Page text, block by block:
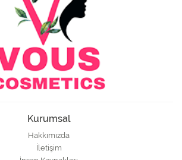
Kurumsal
Hakkımızda
İletişim